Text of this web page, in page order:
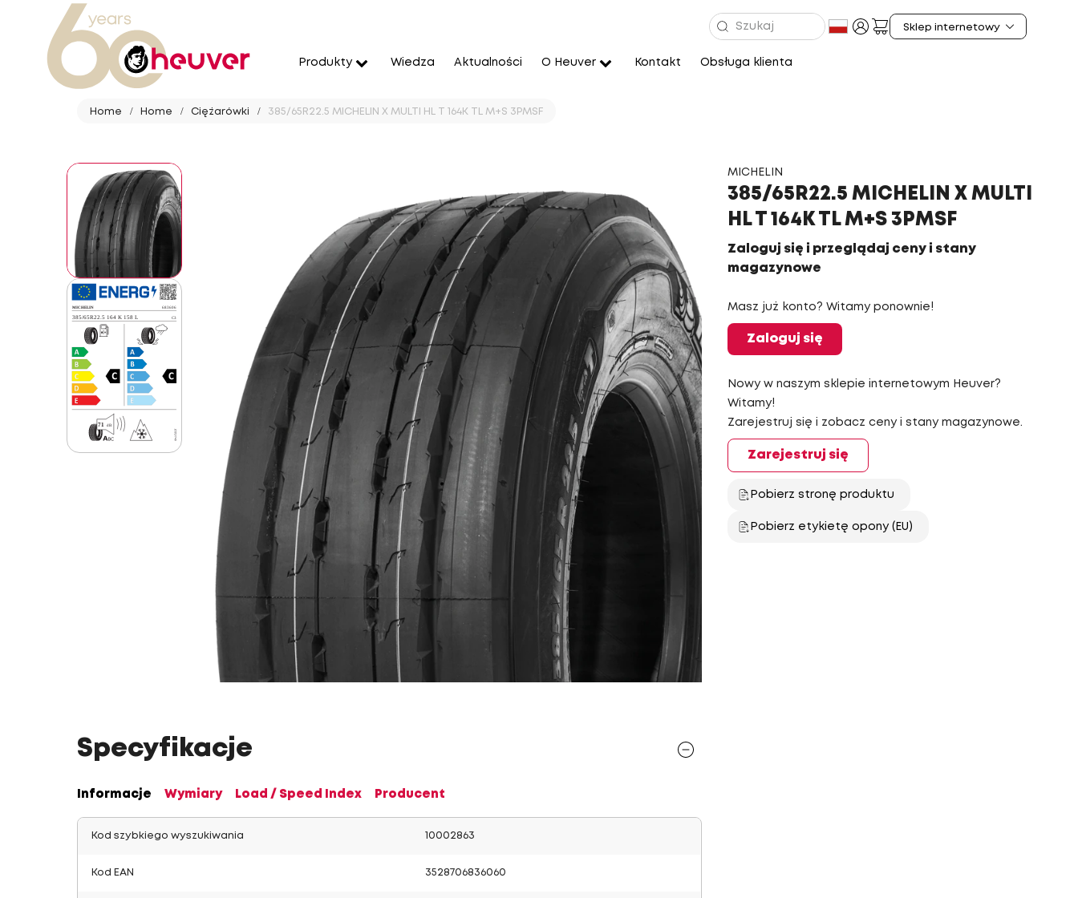
Produkty Wiedza Aktualności O Heuver Kontakt Obsługa klienta
Home Home Ciężarówki 385/65R22.5 MICHELIN X MULTI HL T 164K TL M+S 3PMSF
MICHELIN
385/65R22.5 MICHELIN X MULTI
HL T 164K TL M+S 3PMSF
Zaloguj się i przeglądaj ceny i stany
magazynowe
Masz już konto? Witamy ponownie!
Zaloguj się
Nowy w naszym sklepie internetowym Heuver?
Witamy!
Zarejestruj się i zobacz ceny i stany magazynowe.
Zarejestruj się
Pobierz stronę produktu
Pobierz etykietę opony (EU)
Specyfikacje
Informacje Wymiary Load / Speed Index Producent
Kod szybkiego wyszukiwania 10002863
Kod EAN 3528706836060